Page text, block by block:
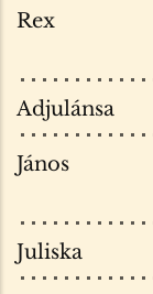
Rex
Adjulánsa
János
Juliska